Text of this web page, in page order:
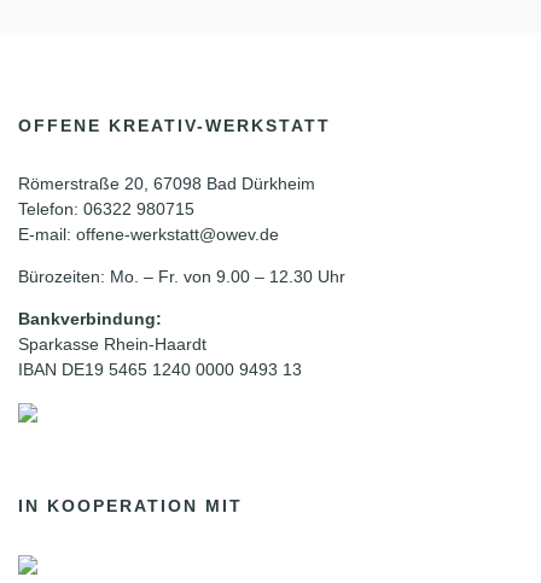
OFFENE KREATIV-WERKSTATT
Römerstraße 20, 67098 Bad Dürkheim
Telefon: 06322 980715
E-mail: offene-werkstatt@owev.de
Bürozeiten: Mo. – Fr. von 9.00 – 12.30 Uhr
Bankverbindung:
Sparkasse Rhein-Haardt
IBAN DE19 5465 1240 0000 9493 13
IN KOOPERATION MIT